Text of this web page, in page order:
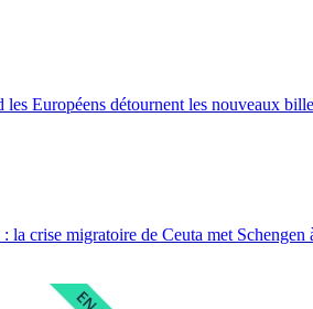
les Européens détournent les nouveaux
la crise migratoire de Ceuta met Schengen